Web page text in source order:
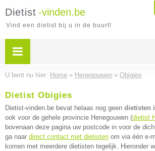
Dietist -vinden.be
Vind een dietist bij u in de buurt!
U bent nu hier: Home » Henegouwen » Obigies
Dietist Obigies
Dietist-vinden.be bevat helaas nog geen dietisten
ook voor de gehele provincie Henegouwen (dietist
bovenaan deze pagina uw postcode in voor de
ga naar direct contact met dietisten om via één e-
komen met meerdere dietisten tegelijk. Hieronder